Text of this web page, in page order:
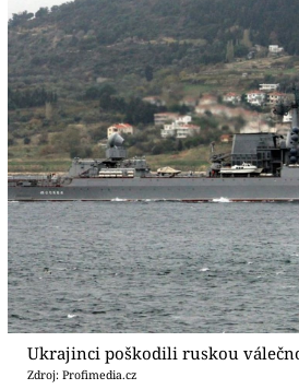
Ukrajinci poškodili ruskou
Zdroj: Profimedia.cz